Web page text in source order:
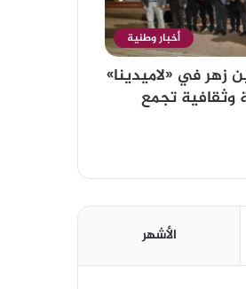
أخبار وطنية
زهر في «لاميدينا»
وثقافية تجمع
الأشهر